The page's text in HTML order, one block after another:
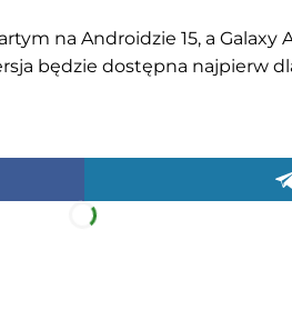
na Androidzie 15, a
będzie dostępna najpierw